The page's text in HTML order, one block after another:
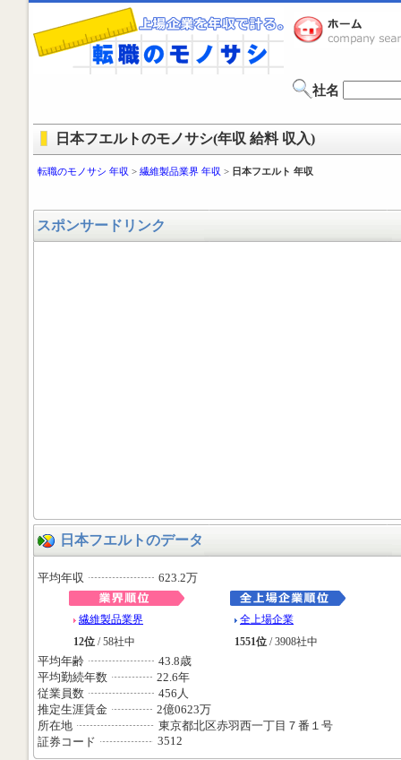
社名
日本フエルトのモノサシ(年収 給料 収入)
転職のモノサシ 年収 > 繊維製品業界 年収 > 日本フエルト 年収
スポンサードリンク
日本フエルトのデータ
平均年収 623.2万
繊維製品業界
12位 / 58社中
全上場企業
1551位 / 3908社中
平均年齢
43.8歳
平均勤続年数
22.6年
従業員数
456人
推定生涯賃金
2億0623万
所在地
東京都北区赤羽西一丁目７番１号
証券コード
3512